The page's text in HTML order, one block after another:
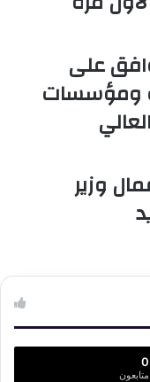
على
ومؤسسات
وزير
0
متابعون